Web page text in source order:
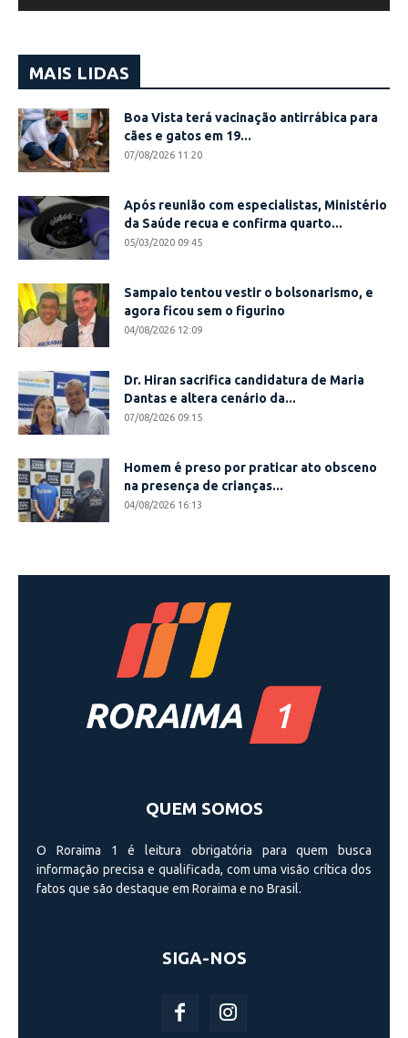
MAIS LIDAS
Boa Vista terá vacinação antirrábica para
cães e gatos em 19...
07/08/2026 11:20
Após reunião com especialistas, Ministério
da Saúde recua e confirma quarto...
05/03/2020 09:45
Sampaio tentou vestir o bolsonarismo, e
agora ficou sem o figurino
04/08/2026 12:09
Dr. Hiran sacrifica candidatura de Maria
Dantas e altera cenário da...
07/08/2026 09:15
Homem é preso por praticar ato obsceno
na presença de crianças...
04/08/2026 16:13
QUEM SOMOS
O Roraima 1 é leitura obrigatória para quem busca
informação precisa e qualificada, com uma visão crí­tica dos
fatos que são destaque em Roraima e no Brasil.
SIGA-NOS